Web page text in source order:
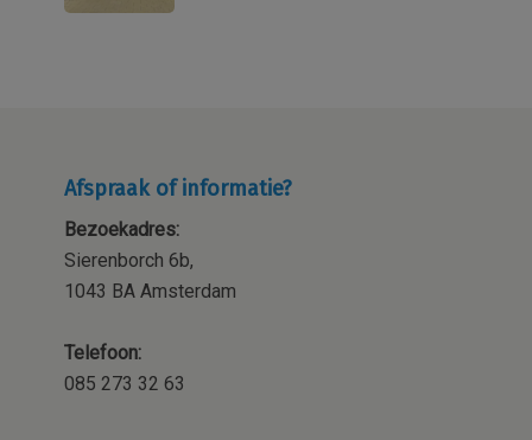
Afspraak of informatie?
Bezoekadres:
Sierenborch 6b,
1043 BA Amsterdam
Telefoon:
085 273 32 63